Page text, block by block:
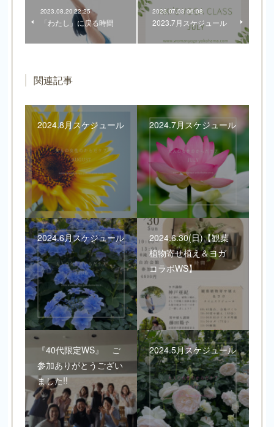
2023.08.20 22:25
「わたし」に戻る時間
2023.07.03 06:08
2023.7月スケジュール
関連記事
2024.8月スケジュール 2024.7月スケジュール
2024.6月スケジュール
2024.6.30(日)【観葉
植物寄せ植え＆ヨガ
コラボWS】
『40代限定WS』 ご
参加ありがとうござい
ました!!
2024.5月スケジュール